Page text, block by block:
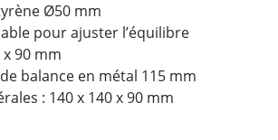
Ø50 mm
pour ajuster l’équilibre
90 mm
balance en métal 115 mm
: 140 x 140 x 90 mm